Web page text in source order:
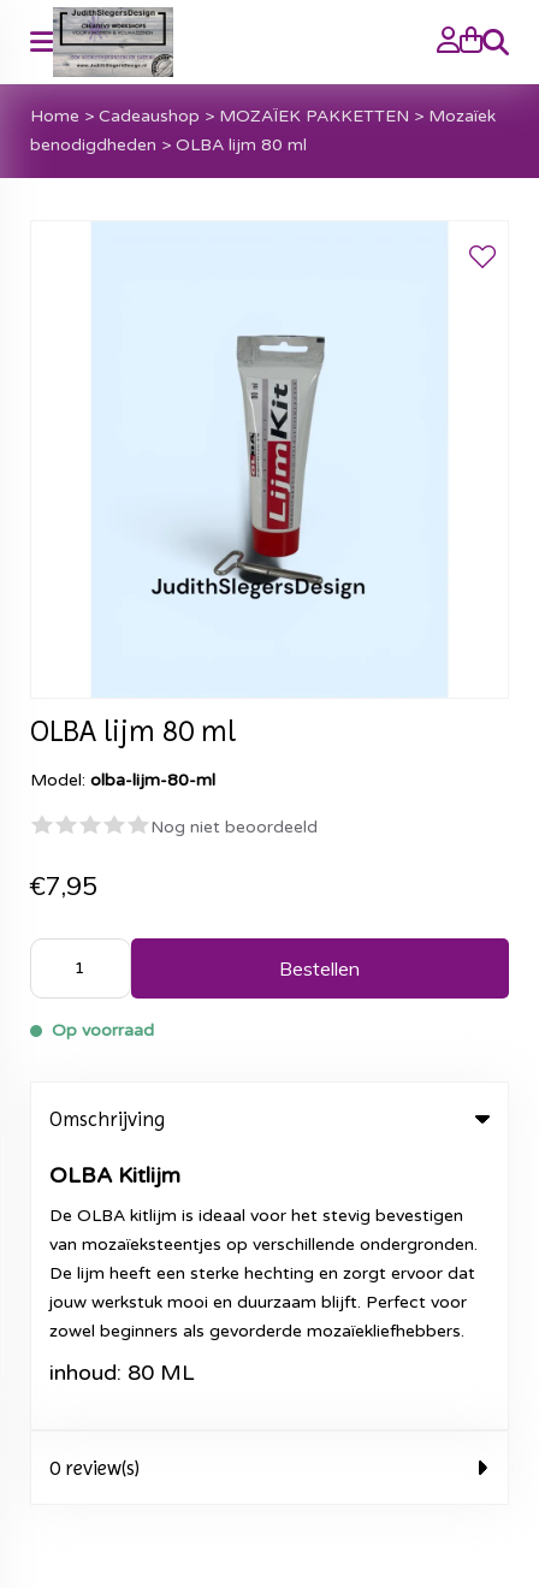
Zoeken
Home > Cadeaushop > MOZAÏEK PAKKETTEN > Mozaïek
benodigdheden > OLBA lijm 80 ml
OLBA lijm 80 ml
Model: olba-lijm-80-ml
Nog niet beoordeeld
€7,95
Bestellen
Op voorraad
Omschrijving
OLBA Kitlijm
De OLBA kitlijm is ideaal voor het stevig bevestigen
van mozaïeksteentjes op verschillende ondergronden.
De lijm heeft een sterke hechting en zorgt ervoor dat
jouw werkstuk mooi en duurzaam blijft. Perfect voor
zowel beginners als gevorderde mozaïekliefhebbers.
inhoud: 80 ML
0 review(s)